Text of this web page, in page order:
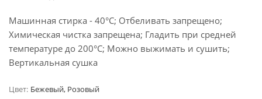
Машинная стирка - 40°C; Отбеливать запрещено;
Химическая чистка запрещена; Гладить при средней
температуре до 200°С; Можно выжимать и сушить;
Вертикальная сушка
Цвет: Бежевый, Розовый